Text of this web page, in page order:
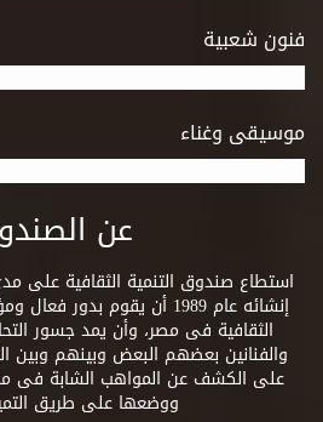
فنون شعبية
موسيقى وغناء
عن
استطاع صندوق التنمية الثقافية على
إنشائه عام 1989 أن يقوم
الثقافية فى مصر، وأن يمد جسور
والفنانين بعضهم البعض وبينهم وبين
على الكشف عن المواهب الشابة فى
ووضعها على طريق